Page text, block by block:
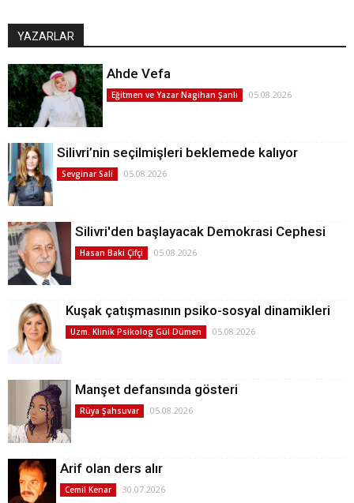
YAZARLAR
Ahde Vefa
Eğitmen ve Yazar Nagihan Şanlı 05.08.2026
Silivri’nin seçilmişleri beklemede kalıyor
Sevginar Sali 05.08.2026
Silivri'den başlayacak Demokrasi Cephesi
Hasan Baki Çifçi 05.08.2026
Kuşak çatışmasının psiko-sosyal dinamikleri
Uzm. Klinik Psikolog Gül Dümen 05.08.2026
Manşet defansında gösteri
Rüya Şahsuvar 05.08.2026
Arif olan ders alır
Cemil Kenar 30.07.2026